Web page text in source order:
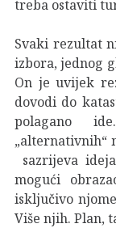
treba ostaviti
Svaki rezultat
izbora, jednog
On je uvijek
dovodi do
polagano
„alternativnih“
sazrijeva
mogući
isključivo
Više njih. Plan,